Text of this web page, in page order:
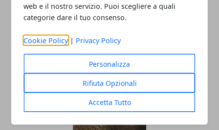
web e il nostro servizio. Puoi scegliere a quali
categorie dare il tuo consenso.
Cookie Policy | Privacy Policy
Personalizza
Rifiuta Opzionali
Accetta Tutto
08/01/2023